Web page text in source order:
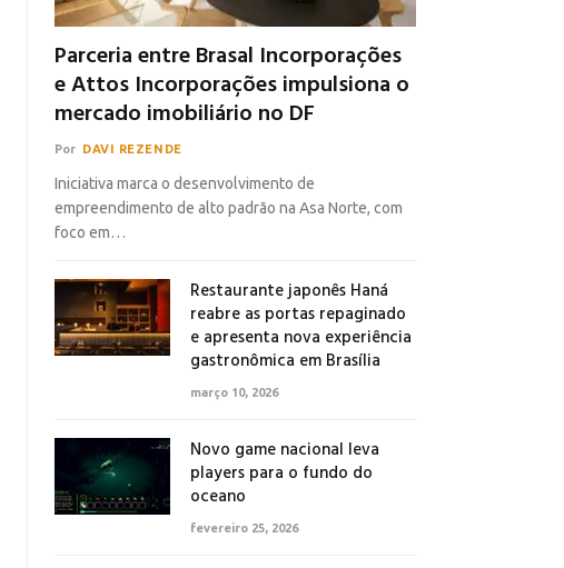
Parceria entre Brasal Incorporações
e Attos Incorporações impulsiona o
mercado imobiliário no DF
Por DAVI REZENDE
Iniciativa marca o desenvolvimento de
empreendimento de alto padrão na Asa Norte, com
foco em…
Restaurante japonês Haná
reabre as portas repaginado
e apresenta nova experiência
gastronômica em Brasília
março 10, 2026
Novo game nacional leva
players para o fundo do
oceano
fevereiro 25, 2026